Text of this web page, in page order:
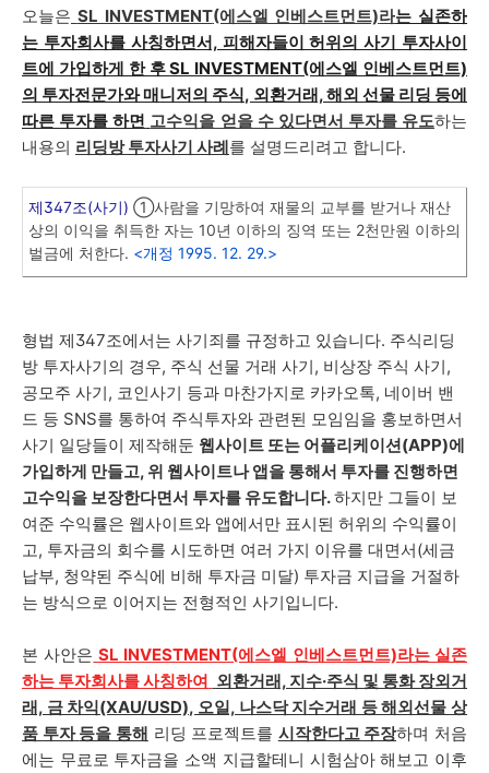
오늘은 SL INVESTMENT(에스엘 인베스트먼트)라는 실존하
는 투자회사를 사칭하면서, 피해자들이 허위의 사기 투자사이
트에 가입하게 한 후SL INVESTMENT(에스엘 인베스트먼트)
의 투자전문가와 매니저의 주식, 외환거래, 해외 선물 리딩 등에
따른 투자를 하면 고수익을 얻을 수 있다면서 투자를 유도하는
내용의 리딩방 투자사기 사례를 설명드리려고 합니다.
제347조(사기) ①사람을 기망하여 재물의 교부를 받거나 재산
상의 이익을 취득한 자는 10년 이하의 징역 또는 2천만원 이하의
벌금에 처한다. <개정 1995. 12. 29.>
형법 제347조에서는 사기죄를 규정하고 있습니다. 주식리딩
방 투자사기의 경우, 주식 선물 거래 사기, 비상장 주식 사기,
공모주 사기, 코인사기 등과 마찬가지로 카카오톡, 네이버 밴
드 등 SNS를 통하여 주식투자와 관련된 모임임을 홍보하면서
사기 일당들이 제작해둔 웹사이트 또는 어플리케이션(APP)에
가입하게 만들고, 위 웹사이트나 앱을 통해서 투자를 진행하면
고수익을 보장한다면서 투자를 유도합니다.하지만 그들이 보
여준 수익률은 웹사이트와 앱에서만 표시된 허위의 수익률이
고, 투자금의 회수를 시도하면 여러 가지 이유를 대면서(세금
납부, 청약된 주식에 비해 투자금 미달) 투자금 지급을 거절하
는 방식으로 이어지는 전형적인 사기입니다.
본 사안은 SL INVESTMENT(에스엘 인베스트먼트)라는 실존
하는 투자회사를 사칭하여 외환거래, 지수·주식 및 통화 장외거
래, 금 차익(XAU/USD), 오일, 나스닥 지수거래 등 해외선물 상
품 투자 등을 통해 리딩 프로젝트를 시작한다고 주장하며 처음
에는 무료로 투자금을 소액 지급할테니 시험삼아 해보고 이후